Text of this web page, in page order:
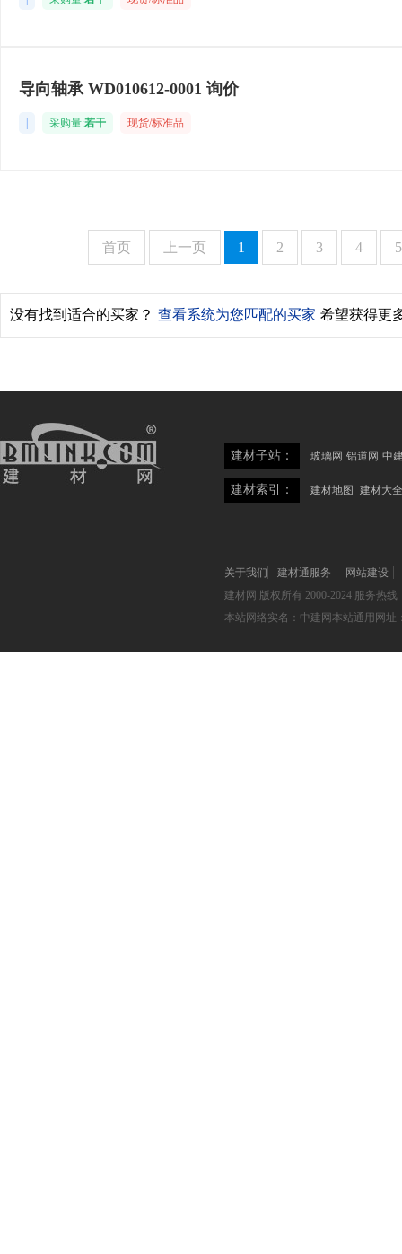
导向轴承 WD010612-0001 询价
采购量:若干 现货/标准品
首页 上一页 1 2 3 4 5
没有找到适合的买家？ 查看系统为您匹配的买家 希望获得更
建材子站： 玻璃网 铝道网 中
建材索引： 建材地图 建材大全
关于我们 建材通服务
网站建设
建材网 版权所有 2000-2024 服务热线
本站网络实名：中建网本站通用网址